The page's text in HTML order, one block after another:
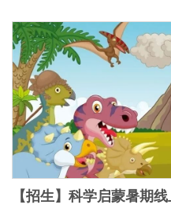
【招生】科学启蒙暑期